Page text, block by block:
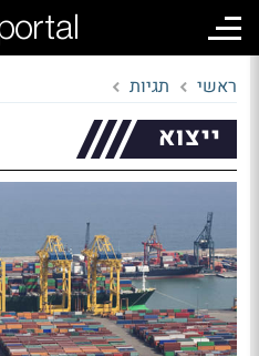
ראשי תגיות
ייצוא